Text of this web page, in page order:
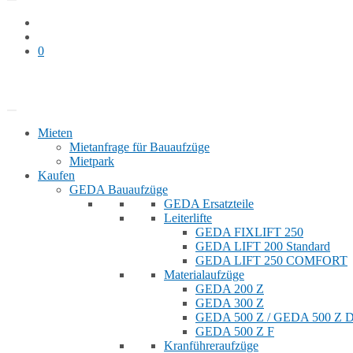
0
Mieten
Mietanfrage für Bauaufzüge
Mietpark
Kaufen
GEDA Bauaufzüge
GEDA Ersatzteile
Leiterlifte
GEDA FIXLIFT 250
GEDA LIFT 200 Standard
GEDA LIFT 250 COMFORT
Materialaufzüge
GEDA 200 Z
GEDA 300 Z
GEDA 500 Z / GEDA 500 Z
GEDA 500 Z F
Kranführeraufzüge